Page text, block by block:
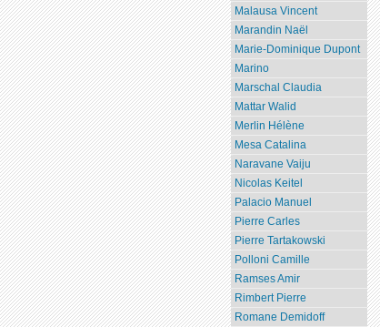
Malausa Vincent
Marandin Naël
Marie-Dominique Dupont
Marino
Marschal Claudia
Mattar Walid
Merlin Hélène
Mesa Catalina
Naravane Vaiju
Nicolas Keitel
Palacio Manuel
Pierre Carles
Pierre Tartakowski
Polloni Camille
Ramses Amir
Rimbert Pierre
Romane Demidoff